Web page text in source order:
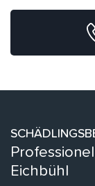
Eichbühl